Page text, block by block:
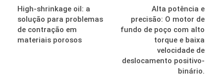
High-shrinkage oil: a
solução para problemas
de contração em
materiais porosos
Alta potência e
precisão: O motor de
fundo de poço com alto
torque e baixa
velocidade de
deslocamento positivo-
binário.